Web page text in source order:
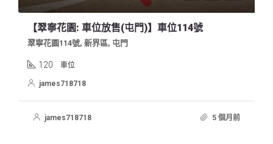
【翠寧花園: 車位放售(屯門)】車位114號
翠寧花園114號, 新界區, 屯門
120 車位
james718718
james718718 5 個月前